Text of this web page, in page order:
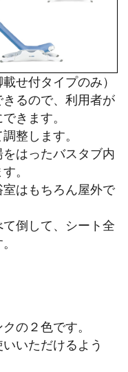
せ付タイプのみ）
るので、利用者が
きます。
整します。
はったバスタブ内
。
室はもちろん屋外で
倒して、シート全
の２色です。
いただけるよう